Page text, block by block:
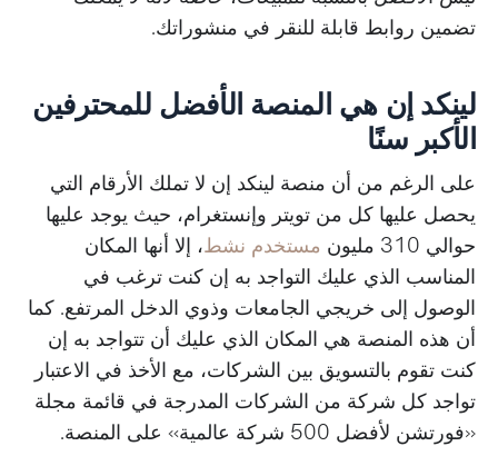
تضمين روابط قابلة للنقر في منشوراتك.
لينكد إن هي المنصة الأفضل للمحترفين
الأكبر سنًا
على الرغم من أن منصة لينكد إن لا تملك الأرقام التي
يحصل عليها كل من تويتر وإنستغرام، حيث يوجد عليها
حوالي 310 مليون
مستخدم نشط، إلا أنها المكان
المناسب الذي عليك التواجد به إن كنت ترغب في
الوصول إلى خريجي الجامعات وذوي الدخل المرتفع. كما
أن هذه المنصة هي المكان الذي عليك أن تتواجد به إن
كنت تقوم بالتسويق بين الشركات، مع الأخذ في الاعتبار
تواجد كل شركة من الشركات المدرجة في قائمة مجلة
«فورتشن لأفضل 500 شركة عالمية» على المنصة.